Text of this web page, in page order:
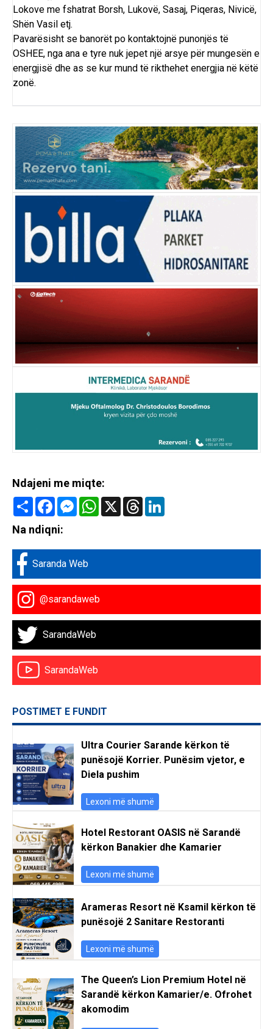
Lokove me fshatrat Borsh, Lukovë, Sasaj, Piqeras, Nivicë,
Shën Vasil etj.
Pavarësisht se banorët po kontaktojnë punonjës të
OSHEE, nga ana e tyre nuk jepet një arsye për mungesën e
energjisë dhe as se kur mund të rikthehet energjia në këtë
zonë.
Ndajeni me miqte:
Share FacebookMessenger
WhatsApp
X Threads
Na ndiqni:
Saranda Web
@sarandaweb
SarandaWeb
SarandaWeb
POSTIMET E FUNDIT
Ultra Courier Sarande kërkon të
punësojë Korrier. Punësim vjetor, e
Diela pushim
Lexoni më shumë
Hotel Restorant OASIS në Sarandë
kërkon Banakier dhe Kamarier
Lexoni më shumë
Arameras Resort në Ksamil kërkon të
punësojë 2 Sanitare Restoranti
Lexoni më shumë
The Queen’s Lion Premium Hotel në
Sarandë kërkon Kamarier/e. Ofrohet
akomodim